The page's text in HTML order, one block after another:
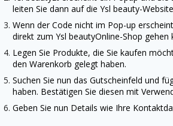
leiten Sie dann auf dieYsl beauty-
Wenn der Code nicht im Pop-up
direkt zumYsl beautyOnline-Shop gehen
Legen Sie Produkte, die Sie kaufen
den Warenkorb gelegt haben.
Suchen Sie nun das Gutscheinfeld und
haben. Bestätigen Sie diesen mit
Geben Sie nun Details wie Ihre